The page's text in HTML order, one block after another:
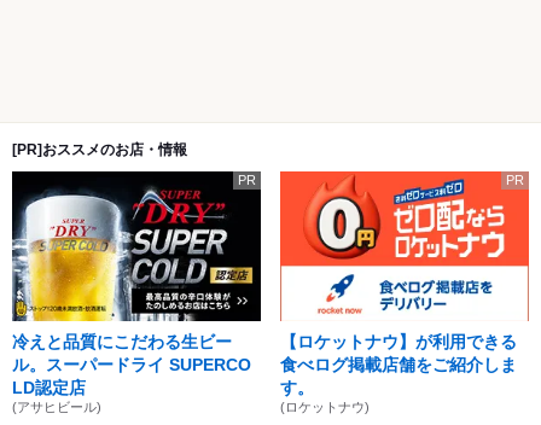
[PR]おススメのお店・情報
PR
冷えと品質にこだわる生ビー
ル。スーパードライ SUPERCO
LD認定店
(アサヒビール)
PR
【ロケットナウ】が利用できる
食べログ掲載店舗をご紹介しま
す。
(ロケットナウ)